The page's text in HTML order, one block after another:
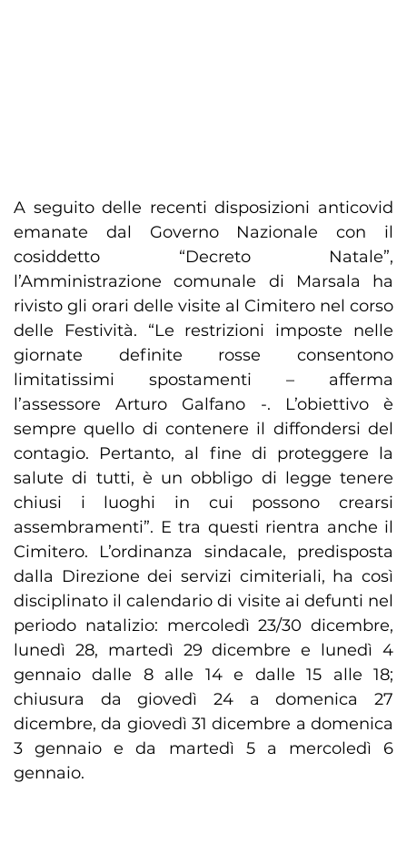
A seguito delle recenti disposizioni anticovid
emanate dal Governo Nazionale con il
cosiddetto “Decreto Natale”,
l’Amministrazione comunale di Marsala ha
rivisto gli orari delle visite al Cimitero nel corso
delle Festività. “Le restrizioni imposte nelle
giornate definite rosse consentono
limitatissimi spostamenti – afferma
l’assessore Arturo Galfano -. L’obiettivo è
sempre quello di contenere il diffondersi del
contagio. Pertanto, al fine di proteggere la
salute di tutti, è un obbligo di legge tenere
chiusi i luoghi in cui possono crearsi
assembramenti”. E tra questi rientra anche il
Cimitero. L’ordinanza sindacale, predisposta
dalla Direzione dei servizi cimiteriali, ha così
disciplinato il calendario di visite ai defunti nel
periodo natalizio: mercoledì 23/30 dicembre,
lunedì 28, martedì 29 dicembre e lunedì 4
gennaio dalle 8 alle 14 e dalle 15 alle 18;
chiusura da giovedì 24 a domenica 27
dicembre, da giovedì 31 dicembre a domenica
3 gennaio e da martedì 5 a mercoledì 6
gennaio.